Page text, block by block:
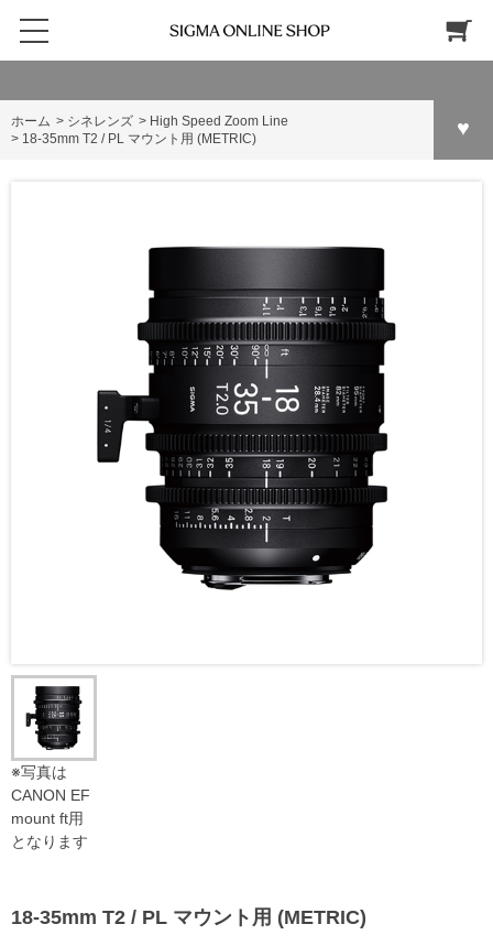
ホーム > シネレンズ > High Speed Zoom Line
> 18-35mm T2 / PL マウント用 (METRIC)
※写真は
CANON EF
mount ft用
となります
18-35mm T2 / PL マウント用 (METRIC)